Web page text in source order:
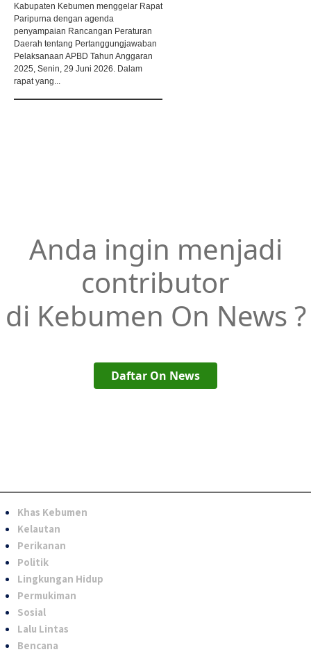
Kabupaten Kebumen menggelar Rapat
Paripurna dengan agenda
penyampaian Rancangan Peraturan
Daerah tentang Pertanggungjawaban
Pelaksanaan APBD Tahun Anggaran
2025, Senin, 29 Juni 2026. Dalam
rapat yang...
Anda ingin menjadi
contributor
di Kebumen On News ?
Daftar On News
Khas Kebumen
Kelautan
Perikanan
Politik
Lingkungan Hidup
Permukiman
Sosial
Lalu Lintas
Bencana